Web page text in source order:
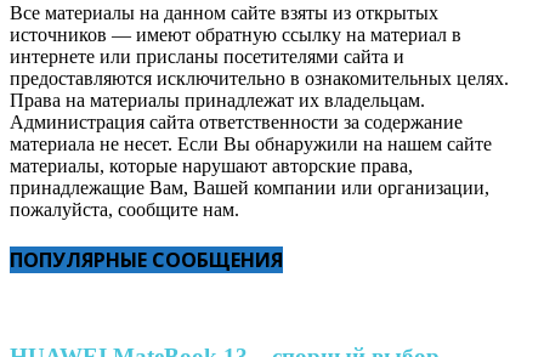
Все материалы на данном сайте взяты из открытых
источников — имеют обратную ссылку на материал в
интернете или присланы посетителями сайта и
предоставляются исключительно в ознакомительных целях.
Права на материалы принадлежат их владельцам.
Администрация сайта ответственности за содержание
материала не несет. Если Вы обнаружили на нашем сайте
материалы, которые нарушают авторские права,
принадлежащие Вам, Вашей компании или организации,
пожалуйста, сообщите нам.
ПОПУЛЯРНЫЕ СООБЩЕНИЯ